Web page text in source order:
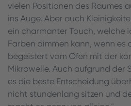
vielen Positionen des Raumes
ins Auge. Aber auch
ein charmanter Touch, welche
Farben dimmen kann, wenn es
begeistert vom Ofen mit der
Mikrowelle. Auch aufgrund der
es die beste Entscheidung
nicht stundenlang sitzen und